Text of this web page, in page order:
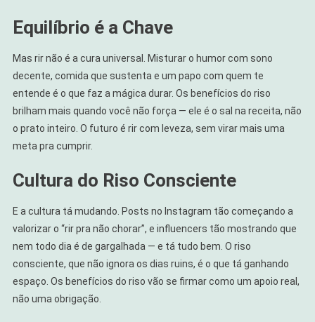
Equilíbrio é a Chave
Mas rir não é a cura universal. Misturar o humor com sono
decente, comida que sustenta e um papo com quem te
entende é o que faz a mágica durar. Os benefícios do riso
brilham mais quando você não força — ele é o sal na receita, não
o prato inteiro. O futuro é rir com leveza, sem virar mais uma
meta pra cumprir.
Cultura do Riso Consciente
E a cultura tá mudando. Posts no Instagram tão começando a
valorizar o “rir pra não chorar”, e influencers tão mostrando que
nem todo dia é de gargalhada — e tá tudo bem. O riso
consciente, que não ignora os dias ruins, é o que tá ganhando
espaço. Os benefícios do riso vão se firmar como um apoio real,
não uma obrigação.